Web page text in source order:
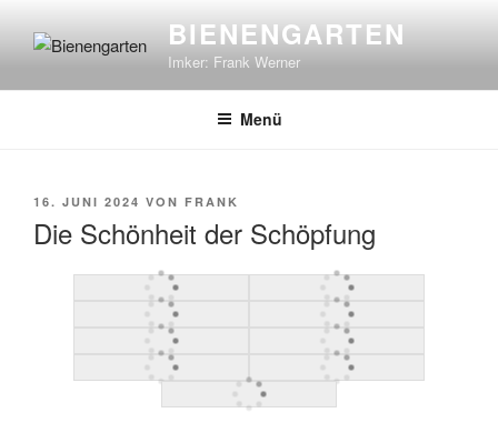
Inhalt
BIENENGARTEN
Imker: Frank Werner
Menü
VERÖFFENTLICHT
16. JUNI 2024 VON FRANK
Die Schönheit der Schöpfung